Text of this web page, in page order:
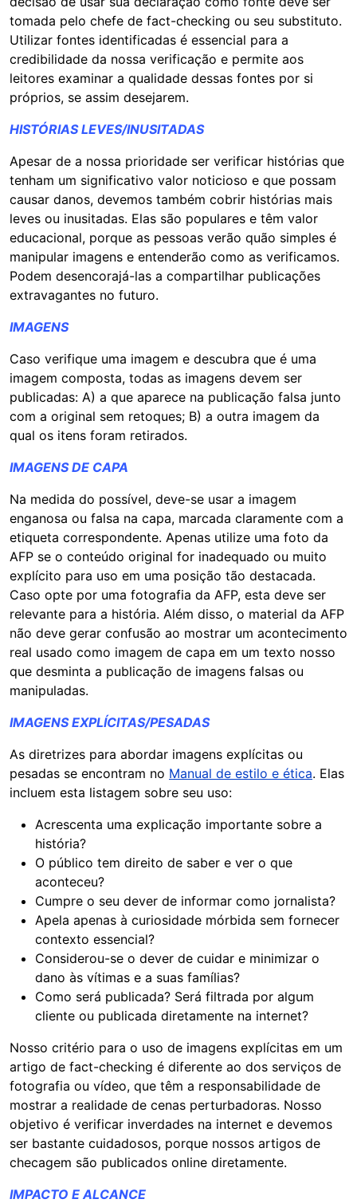
tomada pelo chefe de fact-checking ou seu substituto.
Utilizar fontes identificadas é essencial para a
credibilidade da nossa verificação e permite aos
leitores examinar a qualidade dessas fontes por si
próprios, se assim desejarem.
HISTÓRIAS LEVES/INUSITADAS
Apesar de a nossa prioridade ser verificar histórias que
tenham um significativo valor noticioso e que possam
causar danos, devemos também cobrir histórias mais
leves ou inusitadas. Elas são populares e têm valor
educacional, porque as pessoas verão quão simples é
manipular imagens e entenderão como as verificamos.
Podem desencorajá-las a compartilhar publicações
extravagantes no futuro.
IMAGENS
Caso verifique uma imagem e descubra que é uma
imagem composta, todas as imagens devem ser
publicadas: A) a que aparece na publicação falsa junto
com a original sem retoques; B) a outra imagem da
qual os itens foram retirados.
IMAGENS DE CAPA
Na medida do possível, deve-se usar a imagem
enganosa ou falsa na capa, marcada claramente com a
etiqueta correspondente. Apenas utilize uma foto da
AFP se o conteúdo original for inadequado ou muito
explícito para uso em uma posição tão destacada.
Caso opte por uma fotografia da AFP, esta deve ser
relevante para a história. Além disso, o material da AFP
não deve gerar confusão ao mostrar um acontecimento
real usado como imagem de capa em um texto nosso
que desminta a publicação de imagens falsas ou
manipuladas.
IMAGENS EXPLÍCITAS/PESADAS
As diretrizes para abordar imagens explícitas ou
pesadas se encontram no Manual de estilo e ética. Elas
incluem esta listagem sobre seu uso:
Acrescenta uma explicação importante sobre a
história?
O público tem direito de saber e ver o que
aconteceu?
Cumpre o seu dever de informar como jornalista?
Apela apenas à curiosidade mórbida sem fornecer
contexto essencial?
Considerou-se o dever de cuidar e minimizar o
dano às vítimas e a suas famílias?
Como será publicada? Será filtrada por algum
cliente ou publicada diretamente na internet?
Nosso critério para o uso de imagens explícitas em um
artigo de fact-checking é diferente ao dos serviços de
fotografia ou vídeo, que têm a responsabilidade de
mostrar a realidade de cenas perturbadoras. Nosso
objetivo é verificar inverdades na internet e devemos
ser bastante cuidadosos, porque nossos artigos de
checagem são publicados online diretamente.
IMPACTO E ALCANCE